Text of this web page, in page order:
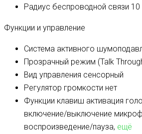
Радиус беспроводной связи 10
Функции и управление
Система активного
Прозрачный режим (Talk
Вид управления сенсорный
Регулятор громкости нет
Функции клавиш активация
включение/выключение
воспроизведение/пауза, ещё